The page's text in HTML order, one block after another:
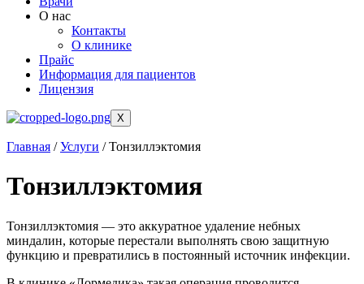
О нас
Контакты
О клинике
Прайс
Информация для пациентов
Лицензия
X
Главная /Услуги /Тонзиллэктомия
Тонзиллэктомия
Тонзиллэктомия — это аккуратное удаление небных
миндалин, которые перестали выполнять свою защитную
функцию и превратились в постоянный источник инфекции.